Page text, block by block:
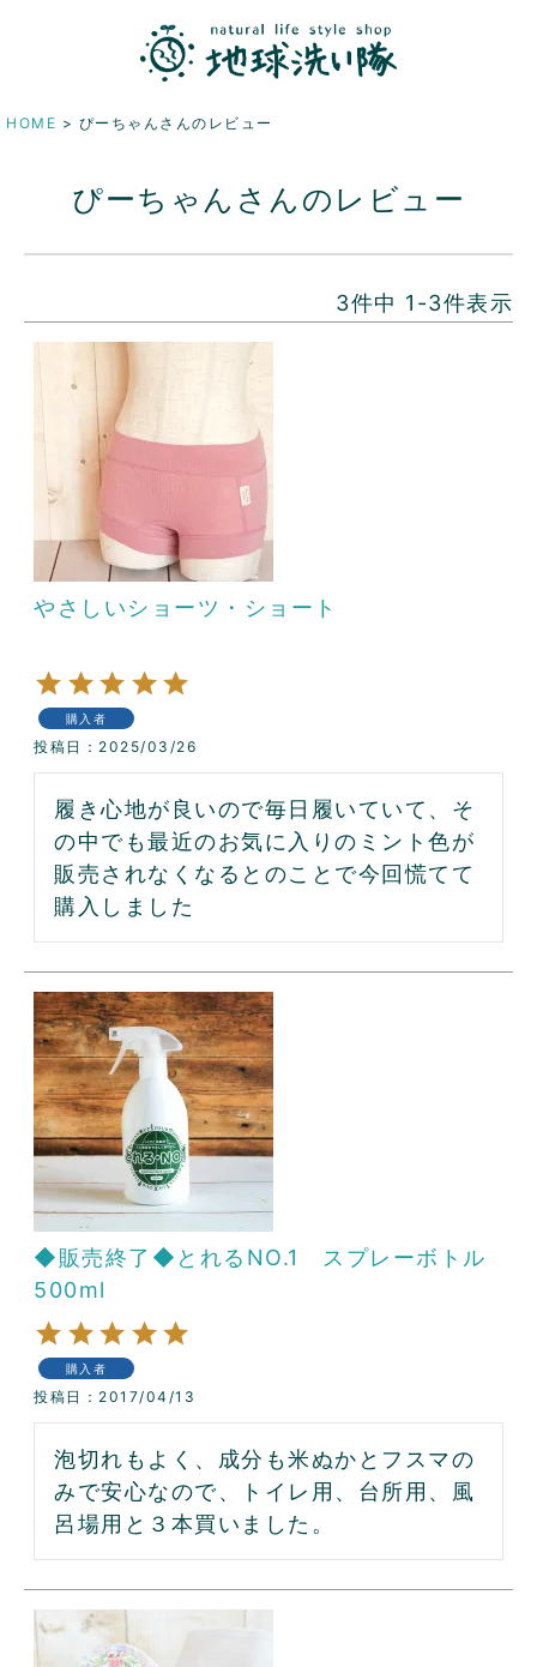
HOME ぴーちゃんさんのレビュー
ぴーちゃんさんのレビュー
3件中 1 -3件表示
やさしいショーツ・ショート
購入者
投稿日 2025/03/26
履き心地が良いので毎日履いていて、そ
の中でも最近のお気に入りのミント色が
販売されなくなるとのことで今回慌てて
購入しました
◆販売終了◆とれるNO.1 スプレーボトル
500ml
購入者
投稿日 2017/04/13
泡切れもよく、成分も米ぬかとフスマの
みで安心なので、トイレ用、台所用、風
呂場用と３本買いました。